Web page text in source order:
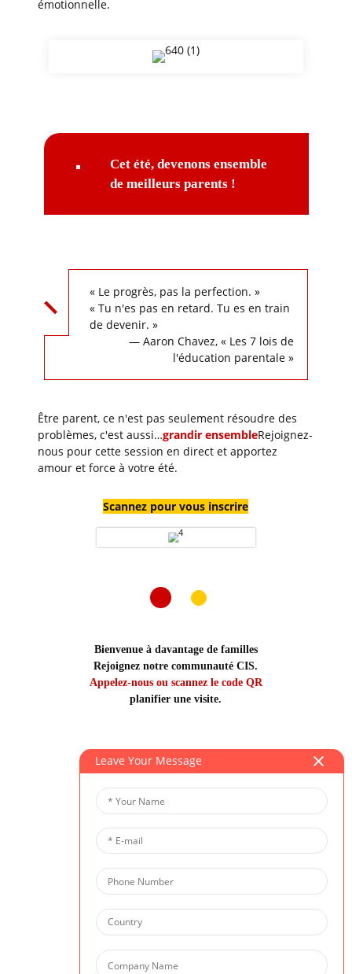
émotionnelle.
Cet été, devenons ensemble
de meilleurs parents !
« Le progrès, pas la perfection. »
« Tu n'es pas en retard. Tu es en train
de devenir. »
— Aaron Chavez, « Les 7 lois de
l'éducation parentale »
Être parent, ce n'est pas seulement résoudre des
problèmes, c'est aussi…grandir ensembleRejoignez-
nous pour cette session en direct et apportez
amour et force à votre été.
Scannez pour vous inscrire
Bienvenue à davantage de familles
Rejoignez notre communauté CIS.
Appelez-nous ou scannez le code QR
planifier une visite.
Leave Your Message